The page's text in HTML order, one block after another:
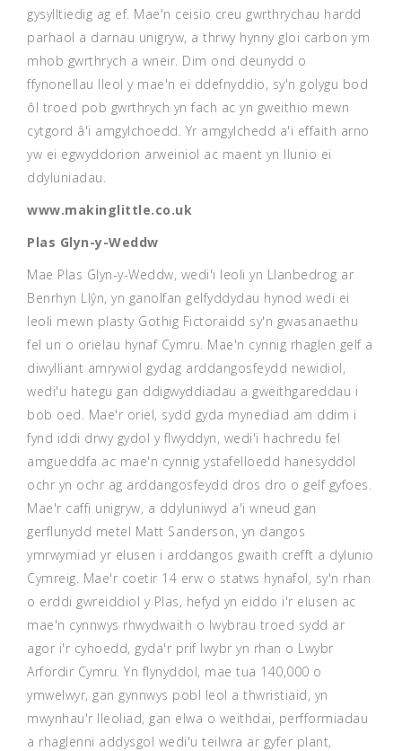
gysylltiedig ag ef. Mae'n ceisio creu gwrthrychau hardd
parhaol a darnau unigryw, a thrwy hynny gloi carbon ym
mhob gwrthrych a wneir. Dim ond deunydd o
ffynonellau lleol y mae'n ei ddefnyddio, sy'n golygu bod
ôl troed pob gwrthrych yn fach ac yn gweithio mewn
cytgord â'i amgylchoedd. Yr amgylchedd a'i effaith arno
yw ei egwyddorion arweiniol ac maent yn llunio ei
ddyluniadau.
www.makinglittle.co.uk
Plas Glyn-y-Weddw
Mae Plas Glyn-y-Weddw, wedi'i leoli yn Llanbedrog ar
Benrhyn Llŷn, yn ganolfan gelfyddydau hynod wedi ei
leoli mewn plasty Gothig Fictoraidd sy'n gwasanaethu
fel un o orielau hynaf Cymru. Mae'n cynnig rhaglen gelf a
diwylliant amrywiol gydag arddangosfeydd newidiol,
wedi'u hategu gan ddigwyddiadau a gweithgareddau i
bob oed. Mae'r oriel, sydd gyda mynediad am ddim i
fynd iddi drwy gydol y flwyddyn, wedi'i hachredu fel
amgueddfa ac mae'n cynnig ystafelloedd hanesyddol
ochr yn ochr ag arddangosfeydd dros dro o gelf gyfoes.
Mae'r caffi unigryw, a ddyluniwyd a'i wneud gan
gerflunydd metel Matt Sanderson, yn dangos
ymrwymiad yr elusen i arddangos gwaith crefft a dylunio
Cymreig. Mae'r coetir 14 erw o statws hynafol, sy'n rhan
o erddi gwreiddiol y Plas, hefyd yn eiddo i'r elusen ac
mae'n cynnwys rhwydwaith o lwybrau troed sydd ar
agor i'r cyhoedd, gyda'r prif lwybr yn rhan o Lwybr
Arfordir Cymru. Yn flynyddol, mae tua 140,000 o
ymwelwyr, gan gynnwys pobl leol a thwristiaid, yn
mwynhau'r lleoliad, gan elwa o weithdai, perfformiadau
a rhaglenni addysgol wedi'u teilwra ar gyfer plant,